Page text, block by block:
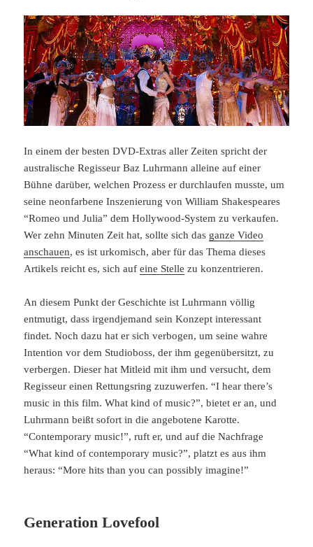
In einem der besten DVD-Extras aller Zeiten spricht der
australische Regisseur Baz Luhrmann alleine auf einer
Bühne darüber, welchen Prozess er durchlaufen musste, um
seine neonfarbene Inszenierung von William Shakespeares
“Romeo und Julia” dem Hollywood-System zu verkaufen.
Wer zehn Minuten Zeit hat, sollte sich das ganze Video
anschauen, es ist urkomisch, aber für das Thema dieses
Artikels reicht es, sich aufeine Stelle zu konzentrieren.
An diesem Punkt der Geschichte ist Luhrmann völlig
entmutigt, dass irgendjemand sein Konzept interessant
findet. Noch dazu hat er sich verbogen, um seine wahre
Intention vor dem Studioboss, der ihm gegenübersitzt, zu
verbergen. Dieser hat Mitleid mit ihm und versucht, dem
Regisseur einen Rettungsring zuzuwerfen. “I hear there’s
music in this film. What kind of music?”, bietet er an, und
Luhrmann beißt sofort in die angebotene Karotte.
“Contemporary music!”, ruft er, und auf die Nachfrage
“What kind of contemporary music?”, platzt es aus ihm
heraus: “More hits than you can possibly imagine!”
Generation Lovefool